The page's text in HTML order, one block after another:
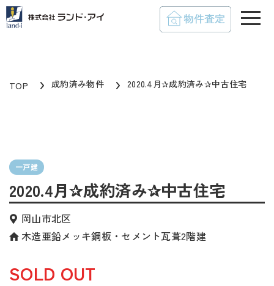
TOP 成約済み物件 2020.4月✰成約済み✰中古住宅
一戸建
2020.4月✰成約済み✰中古住宅
岡山市北区
木造亜鉛メッキ鋼板・セメント瓦葺2階建
SOLD OUT